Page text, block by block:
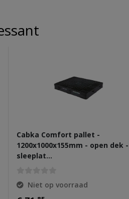
Cabka Comfort pallet -
1200x1000x155mm - open dek
sleeplat…
Niet op voorraad